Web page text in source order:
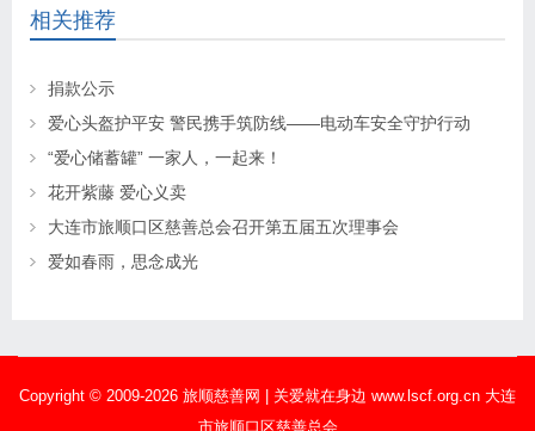
相关推荐
捐款公示
爱心头盔护平安 警民携手筑防线——电动车安全守护行动
“爱心储蓄罐” 一家人，一起来！
花开紫藤 爱心义卖
大连市旅顺口区慈善总会召开第五届五次理事会
爱如春雨，思念成光
Copyright © 2009-2026 旅顺慈善网 | 关爱就在身边 www.lscf.org.cn 大连
市旅顺口区慈善总会